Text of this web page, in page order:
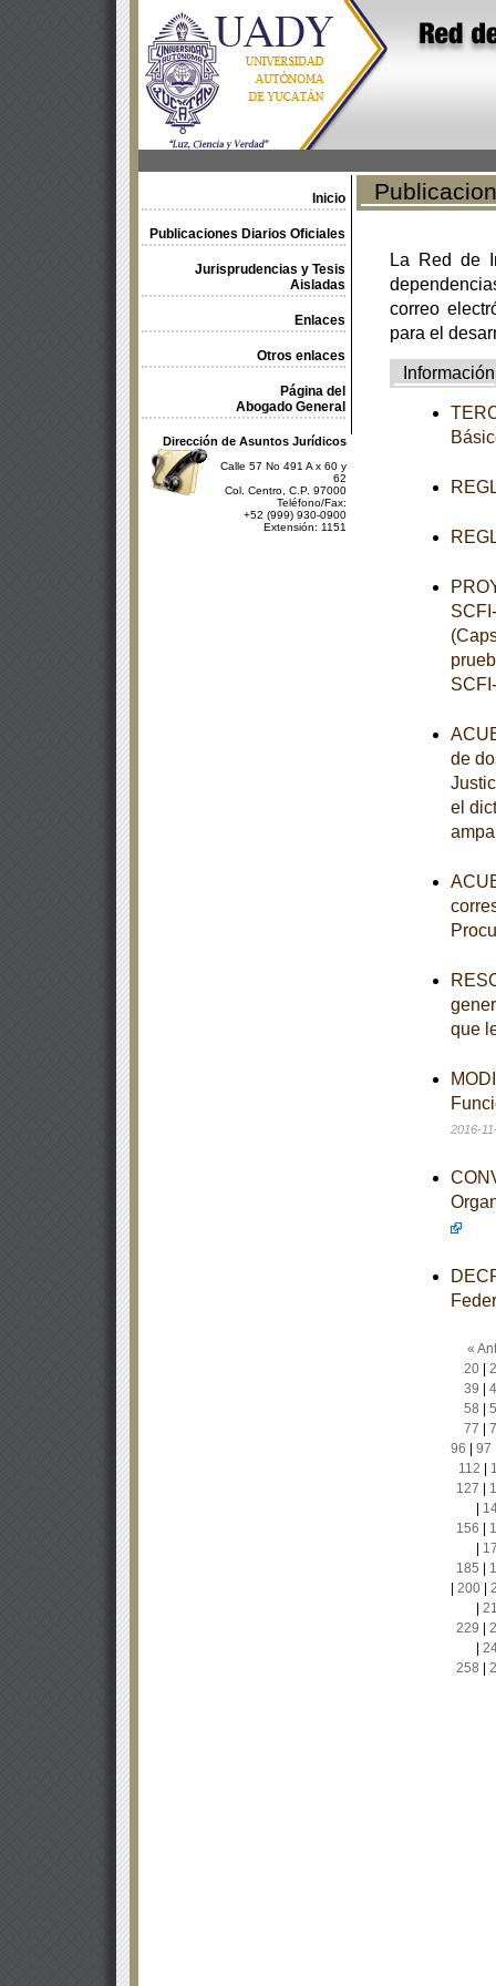
Inicio
Publicaciones Diarios Oficiales
Jurisprudencias y Tesis
Aisladas
Enlaces
Otros enlaces
Página del
Abogado General
Dirección de Asuntos Jurídicos
Calle 57 No 491 A x 60 y
62
Col. Centro, C.P. 97000
Teléfono/Fax:
+52 (999) 930-0900
Extensión: 1151
La Red de
correo
para el
Información
de
el
que
2016-
«
20|
39
58
77
96
97
112
127
156
185
200|
229
258